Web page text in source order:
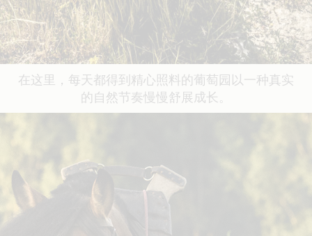
在这里，每天都得到精心照料的葡萄园以一种真实
的自然节奏慢慢舒展成长。